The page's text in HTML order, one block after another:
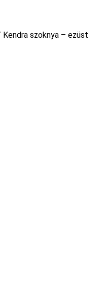
Kendra szoknya – ezüst